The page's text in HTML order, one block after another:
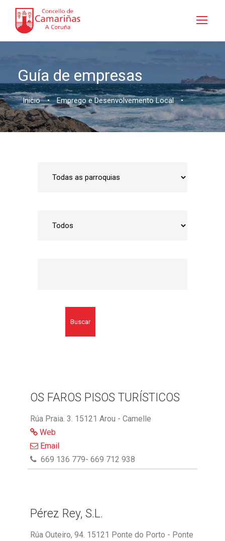
Guía de empresas
Inicio • Emprego e Desenvolvemento Local •
Buscar
OS FAROS PISOS TURÍSTICOS
Rúa Praia. 3. 15121 Arou - Camelle
Web
Email
669 136 779- 669 712 938
Pérez Rey, S.L.
Rúa Outeiro, 94. 15121 Ponte do Porto - Ponte